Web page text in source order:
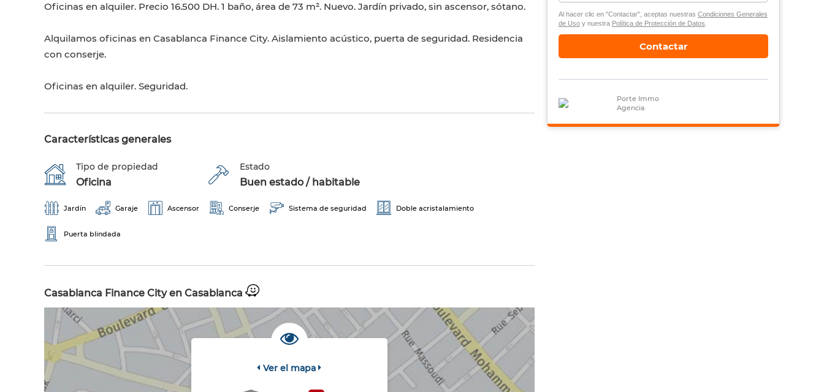
Oficinas en alquiler. Precio 16.500 DH. 1 baño, área de 73 m². Nuevo. Jardín privado, sin ascensor, sótano.
Alquilamos oficinas en Casablanca Finance City. Aislamiento acústico, puerta de seguridad. Residencia
con conserje.
Oficinas en alquiler. Seguridad.
Características generales
Tipo de propiedad
Oficina
Estado
Buen estado / habitable
Jardín Garaje Ascensor Conserje Sistema de seguridad Doble acristalamiento
Puerta blindada
Casablanca Finance City en Casablanca
Ver el mapa
Al hacer clic en "Contactar", aceptas nuestras Condiciones Generales
de Usoy nuestra Política de Protección de Datos
Contactar
Porte Immo
Agencia